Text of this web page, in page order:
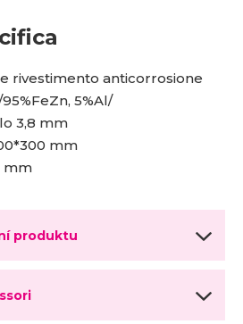
rivestimento anticorrosione
5%Al/
3,8 mm
mm
mm
produktu